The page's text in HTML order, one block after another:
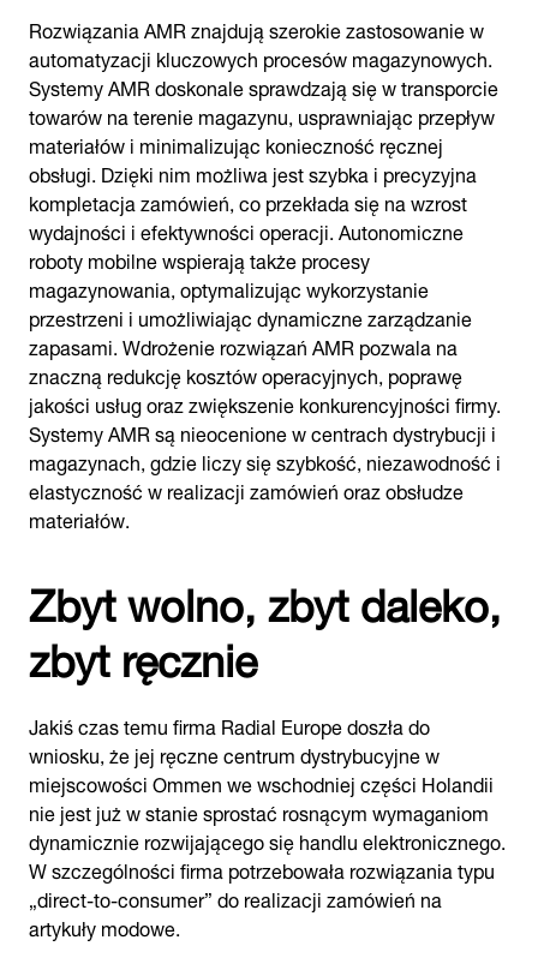
Rozwiązania AMR znajdują szerokie zastosowanie w
automatyzacji kluczowych procesów magazynowych.
Systemy AMR doskonale sprawdzają się w transporcie
towarów na terenie magazynu, usprawniając przepływ
materiałów i minimalizując konieczność ręcznej
obsługi. Dzięki nim możliwa jest szybka i precyzyjna
kompletacja zamówień, co przekłada się na wzrost
wydajności i efektywności operacji. Autonomiczne
roboty mobilne wspierają także procesy
magazynowania, optymalizując wykorzystanie
przestrzeni i umożliwiając dynamiczne zarządzanie
zapasami. Wdrożenie rozwiązań AMR pozwala na
znaczną redukcję kosztów operacyjnych, poprawę
jakości usług oraz zwiększenie konkurencyjności firmy.
Systemy AMR są nieocenione w centrach dystrybucji i
magazynach, gdzie liczy się szybkość, niezawodność i
elastyczność w realizacji zamówień oraz obsłudze
materiałów.
Zbyt wolno, zbyt daleko,
zbyt ręcznie
Jakiś czas temu firma Radial Europe doszła do
wniosku, że jej ręczne centrum dystrybucyjne w
miejscowości Ommen we wschodniej części Holandii
nie jest już w stanie sprostać rosnącym wymaganiom
dynamicznie rozwijającego się handlu elektronicznego.
W szczególności firma potrzebowała rozwiązania typu
„direct-to-consumer” do realizacji zamówień na
artykuły modowe.